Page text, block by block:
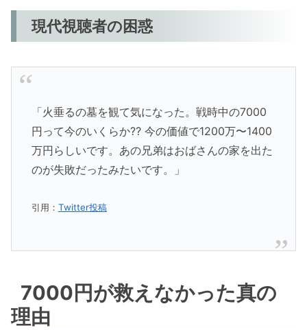
現代視聴者の困惑
「火垂るの墓を観て気になった。戦時中の7000
円って今のいくらか⁇ 今の価値で1200万〜1400
万円らしいです。あの兄弟はおばさんの家を出た
のが失敗だったみたいです。」
引用： Twitter投稿
7000円が救えなかった真の
理由